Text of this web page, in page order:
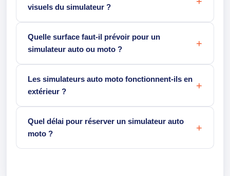
visuels du simulateur ?
Quelle surface faut-il prévoir pour un
simulateur auto ou moto ?
Les simulateurs auto moto fonctionnent-ils en
extérieur ?
Quel délai pour réserver un simulateur auto
moto ?